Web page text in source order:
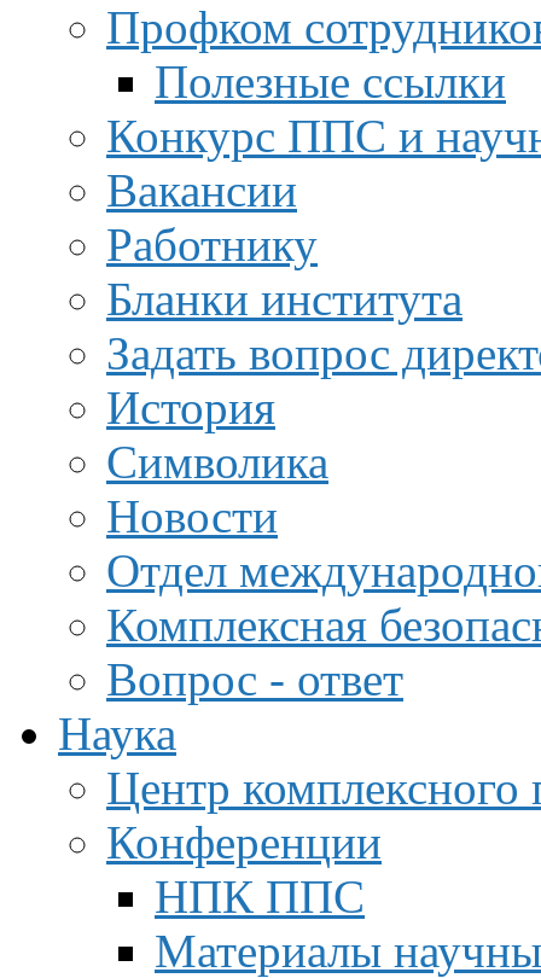
Профком
Полезные ссылки
Конкурс ППС и
Вакансии
Работнику
Бланки института
Задать вопрос
История
Символика
Новости
Отдел
Комплексная
Вопрос - ответ
Наука
Центр
Конференции
НПК ППС
Материалы